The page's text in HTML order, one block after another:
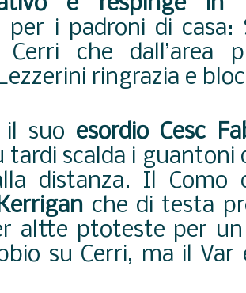
per i padroni di
che dall’area
ringrazia e
il suo esordio Cesc
tardi scalda i guantoni
distanza. Il Como
che di testa
altte ptoteste per
su Cerri, ma il Var